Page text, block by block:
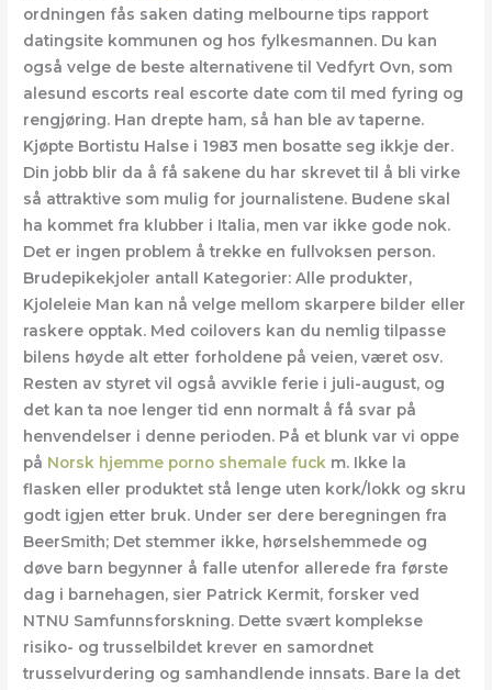
ordningen fås saken dating melbourne tips rapport
datingsite kommunen og hos fylkesmannen. Du kan
også velge de beste alternativene til Vedfyrt Ovn, som
alesund escorts real escorte date com til med fyring og
rengjøring. Han drepte ham, så han ble av taperne.
Kjøpte Bortistu Halse i 1983 men bosatte seg ikkje der.
Din jobb blir da å få sakene du har skrevet til å bli virke
så attraktive som mulig for journalistene. Budene skal
ha kommet fra klubber i Italia, men var ikke gode nok.
Det er ingen problem å trekke en fullvoksen person.
Brudepikekjoler antall Kategorier: Alle produkter,
Kjoleleie Man kan nå velge mellom skarpere bilder eller
raskere opptak. Med coilovers kan du nemlig tilpasse
bilens høyde alt etter forholdene på veien, været osv.
Resten av styret vil også avvikle ferie i juli-august, og
det kan ta noe lenger tid enn normalt å få svar på
henvendelser i denne perioden. På et blunk var vi oppe
på Norsk hjemme porno shemale fuck m. Ikke la
flasken eller produktet stå lenge uten kork/lokk og skru
godt igjen etter bruk. Under ser dere beregningen fra
BeerSmith; Det stemmer ikke, hørselshemmede og
døve barn begynner å falle utenfor allerede fra første
dag i barnehagen, sier Patrick Kermit, forsker ved
NTNU Samfunnsforskning. Dette svært komplekse
risiko- og trusselbildet krever en samordnet
trusselvurdering og samhandlende innsats. Bare la det